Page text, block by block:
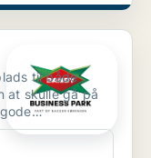
til både
at skulle gå på